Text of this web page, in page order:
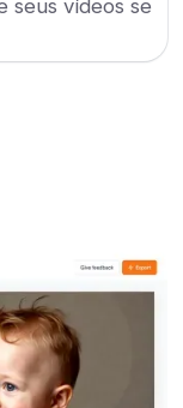
seus vídeos se